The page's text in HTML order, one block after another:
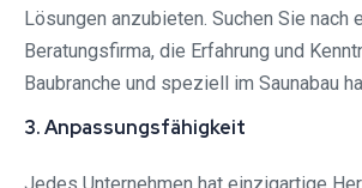
Lösungen anzubieten. Suchen Sie nach
Beratungsfirma, die Erfahrung und
Baubranche und speziell im Saunabau
3. Anpassungsfähigkeit